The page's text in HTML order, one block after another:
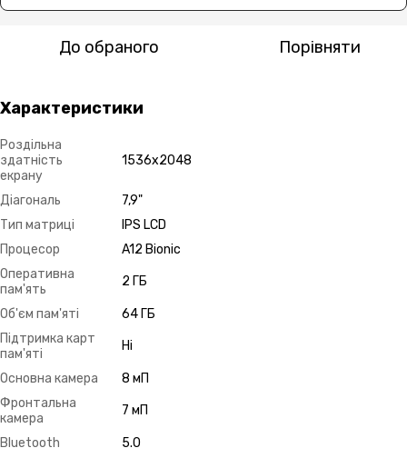
До обраного Порівняти
Характеристики
Роздільна
здатність
екрану
1536х2048
Діагональ
7,9"
Тип матриці
IPS LCD
Процесор
A12 Bionic
Оперативна
пам'ять
2 ГБ
Об'єм пам'яті
64 ГБ
Підтримка карт
пам'яті
Ні
Основна камера
8 мП
Фронтальна
камера
7 мП
Bluetooth
5.0